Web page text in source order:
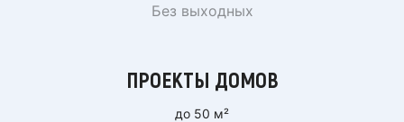
Без выходных
ПРОЕКТЫ ДОМОВ
до 50 м²